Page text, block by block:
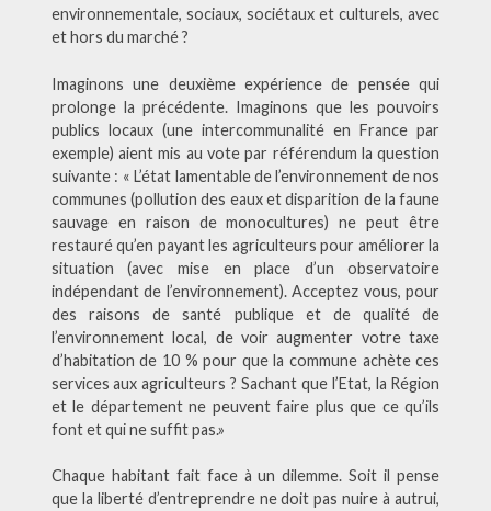
environnementale, sociaux, sociétaux et culturels, avec
et hors du marché ?
Imaginons une deuxième expérience de pensée qui
prolonge la précédente. Imaginons que les pouvoirs
publics locaux (une intercommunalité en France par
exemple) aient mis au vote par référendum la question
suivante : « L’état lamentable de l’environnement de nos
communes (pollution des eaux et disparition de la faune
sauvage en raison de monocultures) ne peut être
restauré qu’en payant les agriculteurs pour améliorer la
situation (avec mise en place d’un observatoire
indépendant de l’environnement). Acceptez vous, pour
des raisons de santé publique et de qualité de
l’environnement local, de voir augmenter votre taxe
d’habitation de 10 % pour que la commune achète ces
services aux agriculteurs ? Sachant que l’Etat, la Région
et le département ne peuvent faire plus que ce qu’ils
font et qui ne suffit pas.»
Chaque habitant fait face à un dilemme. Soit il pense
que la liberté d’entreprendre ne doit pas nuire à autrui,